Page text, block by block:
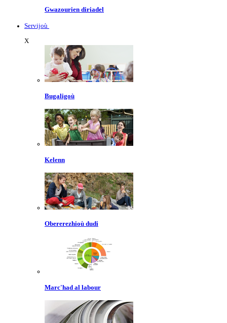
Gwazourien diriadel
Servijoù
X
Bugaligoù
Kelenn
Obererezhioù dudi
Marc'had al labour